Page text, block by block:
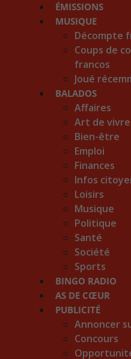
ÉMISSIONS
MUSIQUE
Décompte
Coups de
francos
Joué
BALADOS
Affaires
Art de vivre
Bien-être
Emploi
Finances
Infos
Loisirs
Musique
Politique
Santé
Société
Sports
BINGO RADIO
AS DE CŒUR
PUBLICITÉ
Annoncer
Concours